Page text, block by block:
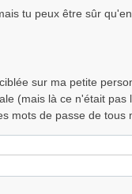
tu peux être sûr
sur ma petite
(mais là ce n'était pas
mots de passe de